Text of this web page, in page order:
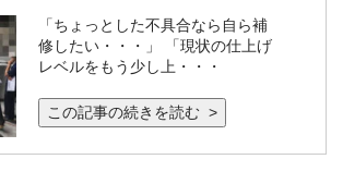
「ちょっとした不具合なら自ら補
修したい・・・」 「現状の仕上げ
レベルをもう少し上・・・
この記事の続きを読む >